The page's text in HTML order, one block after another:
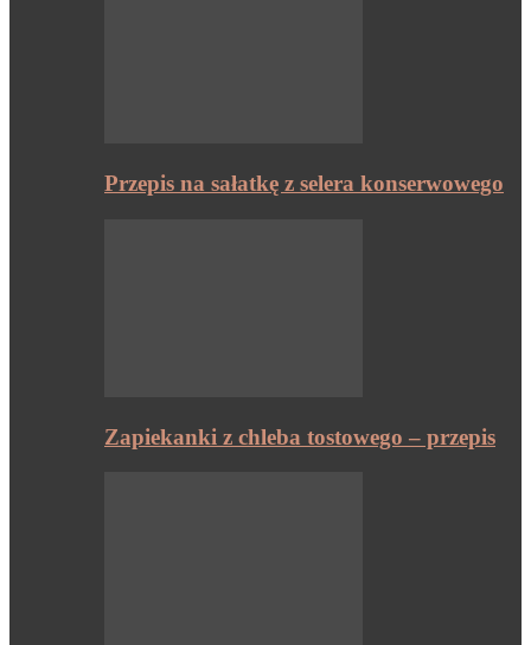
Przepis na sałatkę z selera konserwowego
Zapiekanki z chleba tostowego – przepis